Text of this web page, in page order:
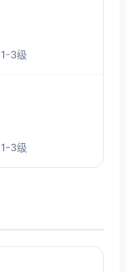
1-3级
1-3级